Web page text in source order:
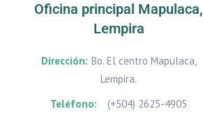
Oficina principal Mapulaca,
Lempira
Dirección: Bo. El centro Mapulaca,
Lempira.
Teléfono:
(+504) 2625-4905